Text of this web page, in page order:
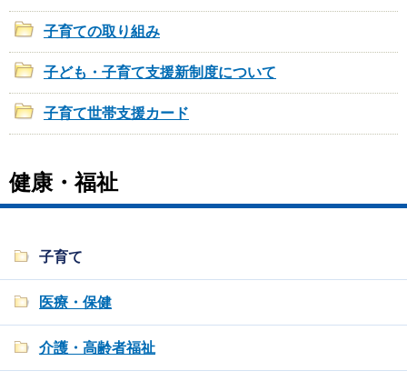
子育ての取り組み
子ども・子育て支援新制度について
子育て世帯支援カード
健康・福祉
子育て
医療・保健
介護・高齢者福祉